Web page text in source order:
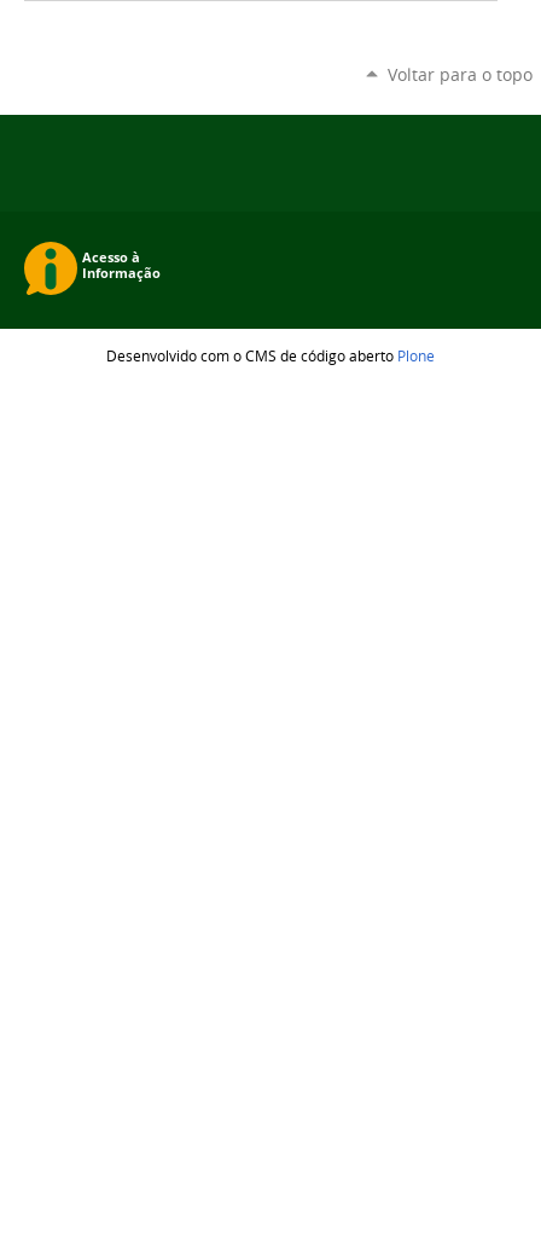
Voltar para o topo
Desenvolvido com o CMS de código aberto Plone